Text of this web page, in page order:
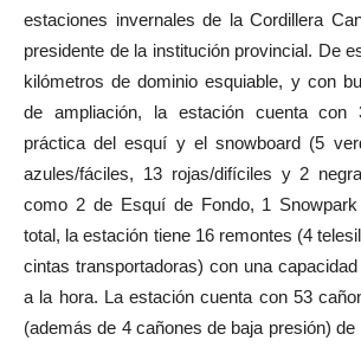
estaciones invernales de la Cordillera
presidente de la institución provincial. De
kilómetros de dominio esquiable, y con
de ampliación, la estación cuenta
práctica del esquí y el snowboard (5
azules/fáciles, 13 rojas/difíciles y 2
como 2 de Esquí de Fondo, 1
total, la estación tiene 16 remontes (4
cintas transportadoras) con una
a la hora. La estación cuenta con 53
(además de 4 cañones de baja presión)